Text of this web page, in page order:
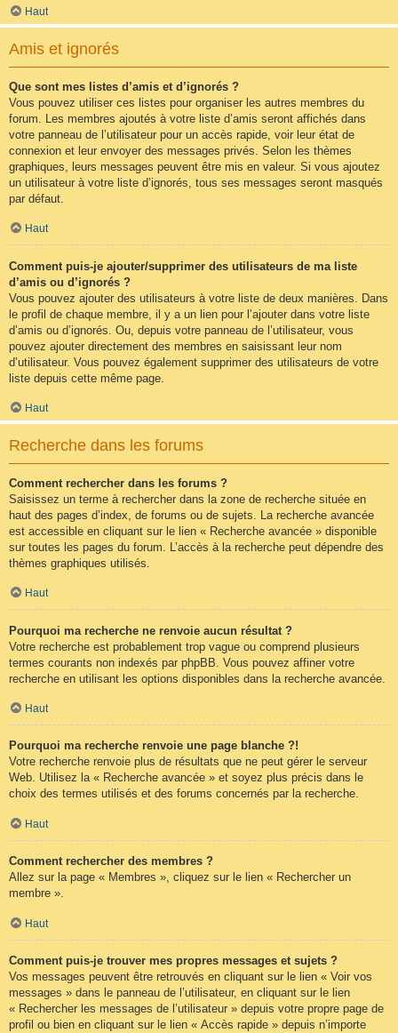
Haut
Amis et ignorés
Que sont mes listes d’amis et d’ignorés ?
Vous pouvez utiliser ces listes pour organiser les autres membres du
forum. Les membres ajoutés à votre liste d’amis seront affichés dans
votre panneau de l’utilisateur pour un accès rapide, voir leur état de
connexion et leur envoyer des messages privés. Selon les thèmes
graphiques, leurs messages peuvent être mis en valeur. Si vous ajoutez
un utilisateur à votre liste d’ignorés, tous ses messages seront masqués
par défaut.
Haut
Comment puis-je ajouter/supprimer des utilisateurs de ma liste
d’amis ou d’ignorés ?
Vous pouvez ajouter des utilisateurs à votre liste de deux manières. Dans
le profil de chaque membre, il y a un lien pour l’ajouter dans votre liste
d’amis ou d’ignorés. Ou, depuis votre panneau de l’utilisateur, vous
pouvez ajouter directement des membres en saisissant leur nom
d’utilisateur. Vous pouvez également supprimer des utilisateurs de votre
liste depuis cette même page.
Haut
Recherche dans les forums
Comment rechercher dans les forums ?
Saisissez un terme à rechercher dans la zone de recherche située en
haut des pages d’index, de forums ou de sujets. La recherche avancée
est accessible en cliquant sur le lien « Recherche avancée » disponible
sur toutes les pages du forum. L’accès à la recherche peut dépendre des
thèmes graphiques utilisés.
Haut
Pourquoi ma recherche ne renvoie aucun résultat ?
Votre recherche est probablement trop vague ou comprend plusieurs
termes courants non indexés par phpBB. Vous pouvez affiner votre
recherche en utilisant les options disponibles dans la recherche avancée.
Haut
Pourquoi ma recherche renvoie une page blanche ?!
Votre recherche renvoie plus de résultats que ne peut gérer le serveur
Web. Utilisez la « Recherche avancée » et soyez plus précis dans le
choix des termes utilisés et des forums concernés par la recherche.
Haut
Comment rechercher des membres ?
Allez sur la page « Membres », cliquez sur le lien « Rechercher un
membre ».
Haut
Comment puis-je trouver mes propres messages et sujets ?
Vos messages peuvent être retrouvés en cliquant sur le lien « Voir vos
messages » dans le panneau de l’utilisateur, en cliquant sur le lien
« Rechercher les messages de l’utilisateur » depuis votre propre page de
profil ou bien en cliquant sur le lien « Accès rapide » depuis n’importe